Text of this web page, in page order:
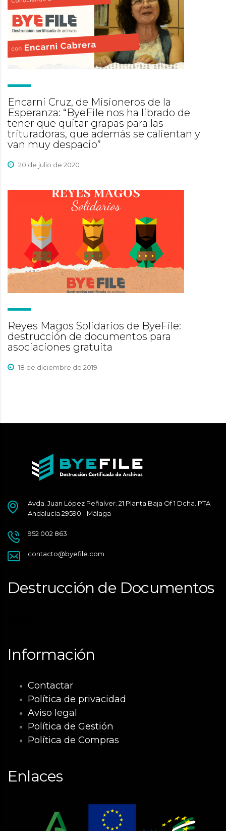
Encarni Cruz, de Misioneros de la
Esperanza: “ByeFile nos ha librado de
tener que quitar grapas para las
trituradoras, que además se calientan y
van muy despacio”
20 de julio de 2020
Reyes Magos Solidarios de ByeFile:
destrucción de documentos para
asociaciones gratuita
18 de diciembre de 2019
Avda. Juan López Peñalver. 21 Planta Baja Of 1 Dcha. PTA
Andalucía 29590.- Málaga
952 002 863
contacto@byefile.com
Destrucción de Documentos
Información
Contactar
Política de privacidad
Aviso legal
Política de Gestión
Política de Compras
Enlaces